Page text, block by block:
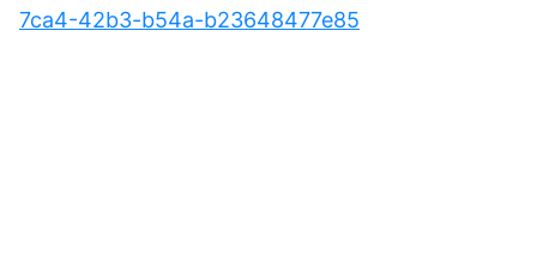
7ca4-42b3-b54a-b23648477e85